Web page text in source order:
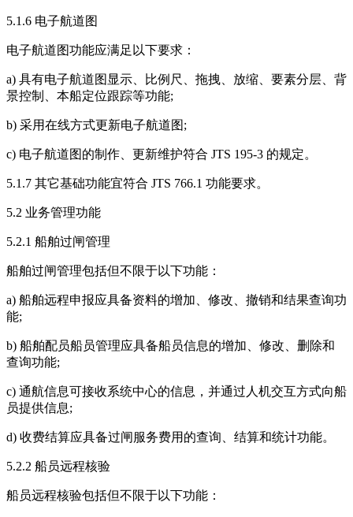
5.1.6 电子航道图
电子航道图功能应满足以下要求：
a) 具有电子航道图显示、比例尺、拖拽、放缩、要素分层、背
景控制、本船定位跟踪等功能;
b) 采用在线方式更新电子航道图;
c) 电子航道图的制作、更新维护符合 JTS 195-3 的规定。
5.1.7 其它基础功能宜符合 JTS 766.1 功能要求。
5.2 业务管理功能
5.2.1 船舶过闸管理
船舶过闸管理包括但不限于以下功能：
a) 船舶远程申报应具备资料的增加、修改、撤销和结果查询功
能;
b) 船舶配员船员管理应具备船员信息的增加、修改、删除和
查询功能;
c) 通航信息可接收系统中心的信息，并通过人机交互方式向船
员提供信息;
d) 收费结算应具备过闸服务费用的查询、结算和统计功能。
5.2.2 船员远程核验
船员远程核验包括但不限于以下功能：